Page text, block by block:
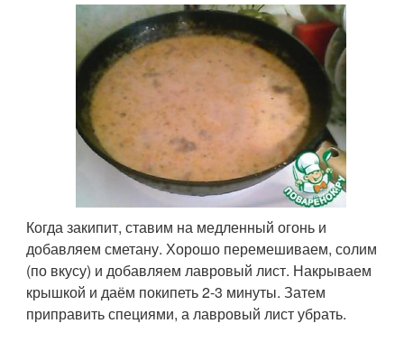
Когда закипит, ставим на медленный огонь и
добавляем сметану. Хорошо перемешиваем, солим
(по вкусу) и добавляем лавровый лист. Накрываем
крышкой и даём покипеть 2-3 минуты. Затем
приправить специями, а лавровый лист убрать.